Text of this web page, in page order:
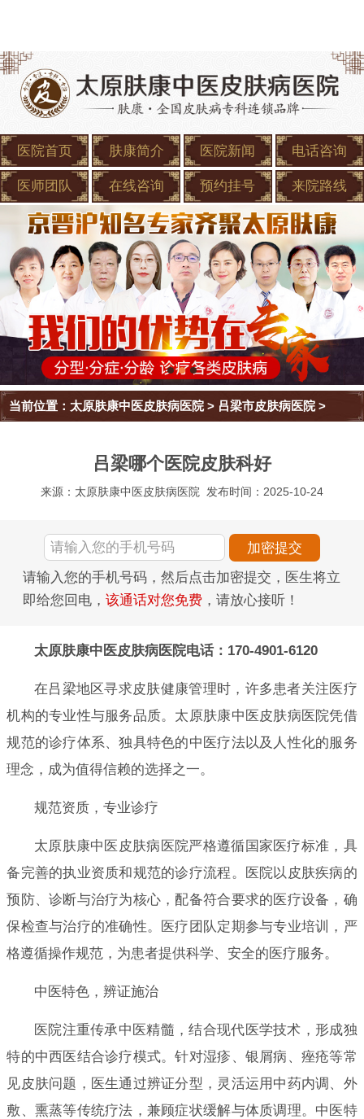
医院首页 肤康简介 医院新闻 电话咨询
医师团队 在线咨询 预约挂号 来院路线
当前位置： 太原肤康中医皮肤病医院> 吕梁市皮肤病医院>
吕梁哪个医院皮肤科好
来源：太原肤康中医皮肤病医院 发布时间：2025-10-24
请输入您的手机号码，然后点击加密提交，医生将立
即给您回电， 该通话对您免费 ，请放心接听！
太原肤康中医皮肤病医院电话：170-4901-6120
在吕梁地区寻求皮肤健康管理时，许多患者关注医疗
机构的专业性与服务品质。太原肤康中医皮肤病医院凭借
规范的诊疗体系、独具特色的中医疗法以及人性化的服务
理念，成为值得信赖的选择之一。
规范资质，专业诊疗
太原肤康中医皮肤病医院严格遵循国家医疗标准，具
备完善的执业资质和规范的诊疗流程。医院以皮肤疾病的
预防、诊断与治疗为核心，配备符合要求的医疗设备，确
保检查与治疗的准确性。医疗团队定期参与专业培训，严
格遵循操作规范，为患者提供科学、安全的医疗服务。
中医特色，辨证施治
医院注重传承中医精髓，结合现代医学技术，形成独
特的中西医结合诊疗模式。针对湿疹、银屑病、痤疮等常
见皮肤问题，医生通过辨证分型，灵活运用中药内调、外
敷、熏蒸等传统疗法，兼顾症状缓解与体质调理。中医特